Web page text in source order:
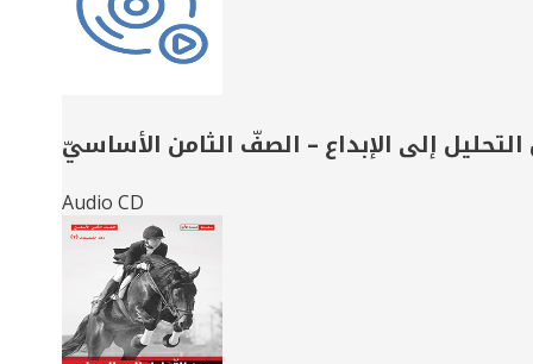
إلى الإبداع – الصفّ الثامن الأساسيّ
Audio CD